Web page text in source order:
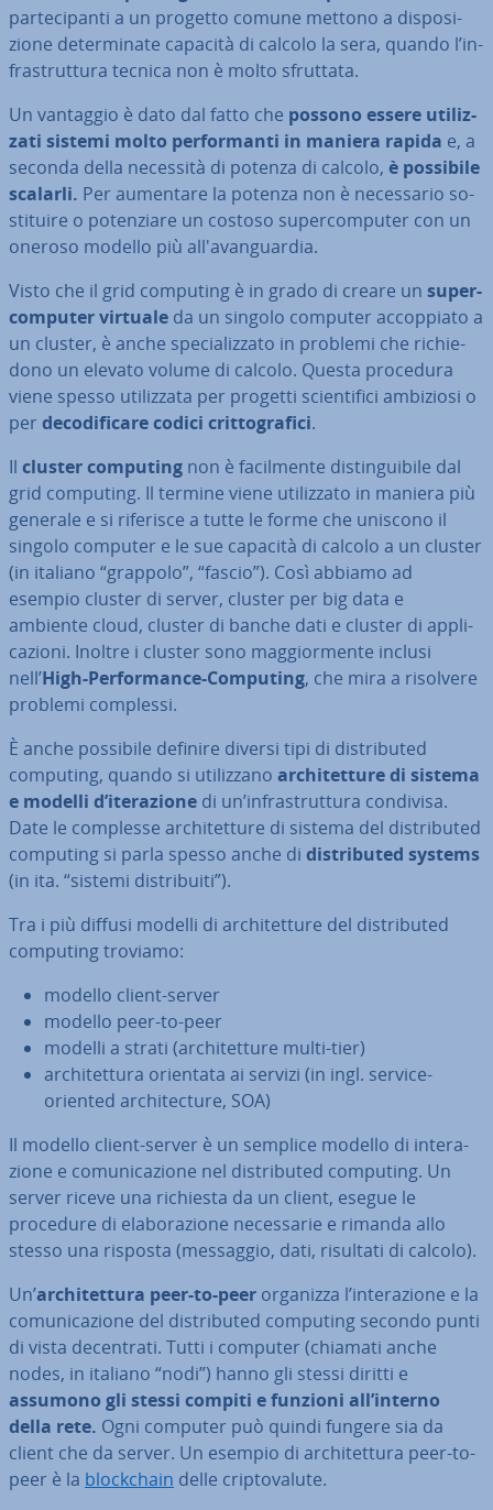
par­te­ci­pan­ti a un progetto comune mettono a di­spo­si­
zio­ne de­ter­mi­na­te capacità di calcolo la sera, quando l’in­
fra­strut­tu­ra tecnica non è molto sfruttata.
Un vantaggio è dato dal fatto che possono essere uti­liz­
za­ti sistemi molto per­for­man­ti in maniera rapida e, a
seconda della necessità di potenza di calcolo, è possibile
scalarli. Per aumentare la potenza non è ne­ces­sa­rio so­
sti­tui­re o po­ten­zia­re un costoso su­per­com­pu­ter con un
oneroso modello più al­l'a­van­guar­dia.
Visto che il grid computing è in grado di creare un su­per­
com­pu­ter virtuale da un singolo computer ac­cop­pia­to a
un cluster, è anche spe­cia­liz­za­to in problemi che ri­chie­
do­no un elevato volume di calcolo. Questa procedura
viene spesso uti­liz­za­ta per progetti scien­ti­fi­ci ambiziosi o
per de­co­di­fi­ca­re codici crit­to­gra­fi­ci.
Il cluster computing non è fa­cil­men­te di­stin­gui­bi­le dal
grid computing. Il termine viene uti­liz­za­to in maniera più
generale e si riferisce a tutte le forme che uniscono il
singolo computer e le sue capacità di calcolo a un cluster
(in italiano “grappolo”, “fascio”). Così abbiamo ad
esempio cluster di server, cluster per big data e
ambiente cloud, cluster di banche dati e cluster di ap­pli­
ca­zio­ni. Inoltre i cluster sono mag­gior­men­te inclusi
nell’High-Per­for­man­ce-Computing, che mira a risolvere
problemi complessi.
È anche possibile definire diversi tipi di di­stri­bu­ted
computing, quando si uti­liz­za­no ar­chi­tet­tu­re di sistema
e modelli d’ite­ra­zio­ne di un’in­fra­strut­tu­ra condivisa.
Date le complesse ar­chi­tet­tu­re di sistema del di­stri­bu­ted
computing si parla spesso anche di di­stri­bu­ted systems
(in ita. “sistemi di­stri­bui­ti”).
Tra i più diffusi modelli di ar­chi­tet­tu­re del di­stri­bu­ted
computing troviamo:
modello client-server
modello peer-to-peer
modelli a strati (ar­chi­tet­tu­re multi-tier)
ar­chi­tet­tu­ra orientata ai servizi (in ingl. service-
oriented ar­chi­tec­tu­re, SOA)
Il modello client-server è un semplice modello di in­te­ra­
zio­ne e co­mu­ni­ca­zio­ne nel di­stri­bu­ted computing. Un
server riceve una richiesta da un client, esegue le
procedure di ela­bo­ra­zio­ne ne­ces­sa­rie e rimanda allo
stesso una risposta (messaggio, dati, risultati di calcolo).
Un’ar­chi­tet­tu­ra peer-to-peer organizza l’in­te­ra­zio­ne e la
co­mu­ni­ca­zio­ne del di­stri­bu­ted computing secondo punti
di vista de­cen­tra­ti. Tutti i computer (chiamati anche
nodes, in italiano “nodi”) hanno gli stessi diritti e
assumono gli stessi compiti e funzioni all’interno
della rete. Ogni computer può quindi fungere sia da
client che da server. Un esempio di ar­chi­tet­tu­ra peer-to-
peer è la bloc­k­chain delle crip­to­va­lu­te.